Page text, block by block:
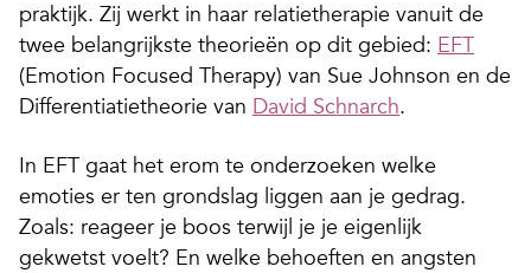
praktijk. Zij werkt in haar relatietherapie vanuit de
twee belangrijkste theorieën op dit gebied: EFT
(Emotion Focused Therapy) van Sue Johnson en de
Differentiatietheorie van David Schnarch.
In EFT gaat het erom te onderzoeken welke
emoties er ten grondslag liggen aan je gedrag.
Zoals: reageer je boos terwijl je je eigenlijk
gekwetst voelt? En welke behoeften en angsten